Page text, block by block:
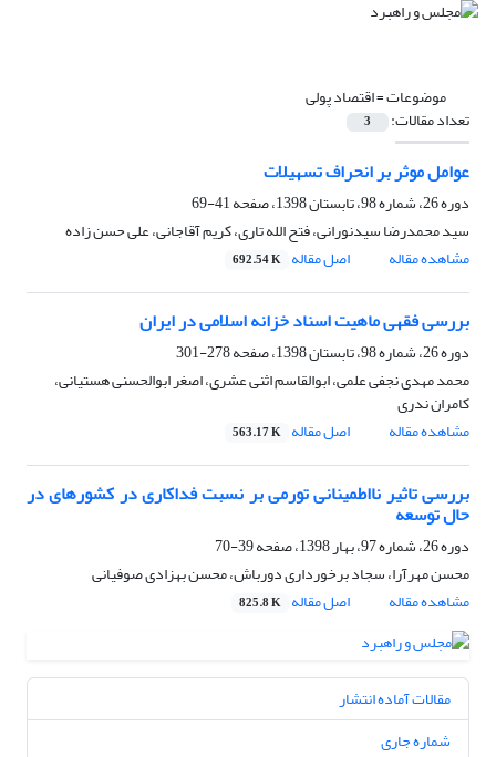
موضوعات =اقتصاد پولی
تعداد مقالات: 3
عوامل موثر بر انحراف تسهیلات
دوره 26، شماره 98، تابستان 1398، صفحه
41-69
سید محمدرضا سیدنورانی، فتح الله تاری، کریم آقاجانی، علی حسن زاده
مشاهده مقاله
اصل مقاله 692.54 K
بررسی فقهی ماهیت اسناد خزانه اسلامی در ایران
دوره 26، شماره 98، تابستان 1398، صفحه
278-301
محمد مهدی نجفی علمی، ابوالقاسم اثنی عشری، اصغر ابوالحسنی هستیانی،
کامران ندری
مشاهده مقاله
اصل مقاله 563.17 K
بررسی تاثیر نااطمینانی تورمی بر نسبت فداکاری در کشورهای در
حال توسعه
دوره 26، شماره 97، بهار 1398، صفحه
39-70
محسن مهرآرا، سجاد برخورداری دورباش، محسن بهزادی صوفیانی
مشاهده مقاله
اصل مقاله 825.8 K
مقالات آماده انتشار
شماره جاری